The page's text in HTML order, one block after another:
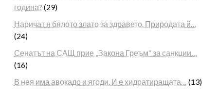
година? (29)
Наричат я бялото злато за здравето. Природата й…
(24)
Сенатът на САЩ прие „Закона Греъм“ за санкции…
(16)
В нея има авокадо и ягоди. И е хидратиращата… (13)